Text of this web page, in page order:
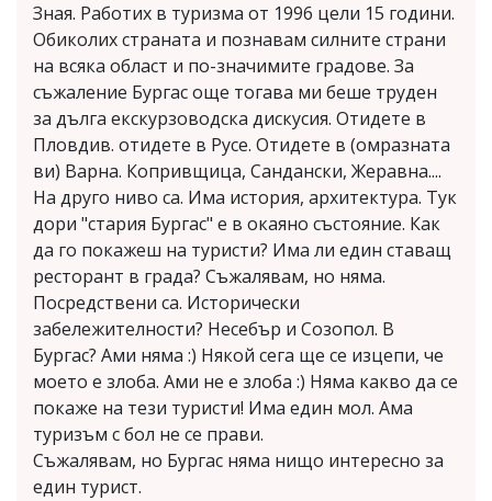
Зная. Работих в туризма от 1996 цели 15 години.
Обиколих страната и познавам силните страни
на всяка област и по-значимите градове. За
съжаление Бургас още тогава ми беше труден
за дълга екскурзоводска дискусия. Отидете в
Пловдив. отидете в Русе. Отидете в (омразната
ви) Варна. Копривщица, Сандански, Жеравна....
На друго ниво са. Има история, архитектура. Тук
дори "стария Бургас" е в окаяно състояние. Как
да го покажеш на туристи? Има ли един ставащ
ресторант в града? Съжалявам, но няма.
Посредствени са. Исторически
забележителности? Несебър и Созопол. В
Бургас? Ами няма :) Някой сега ще се изцепи, че
моето е злоба. Ами не е злоба :) Няма какво да се
покаже на тези туристи! Има един мол. Ама
туризъм с бол не се прави.
Съжалявам, но Бургас няма нищо интересно за
един турист.